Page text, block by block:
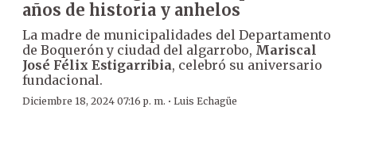
años de historia y anhelos
La madre de municipalidades del Departamento
de Boquerón y ciudad del algarrobo, Mariscal
José Félix Estigarribia, celebró su aniversario
fundacional.
Diciembre 18, 2024 07:16 p. m. · Luis Echagüe